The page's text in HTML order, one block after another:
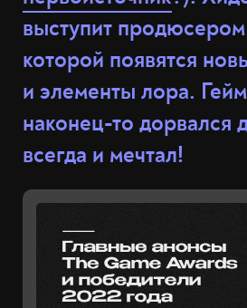
выступит
которой появятся
и элементы лора.
наконец-то дорвался
всегда и мечтал!